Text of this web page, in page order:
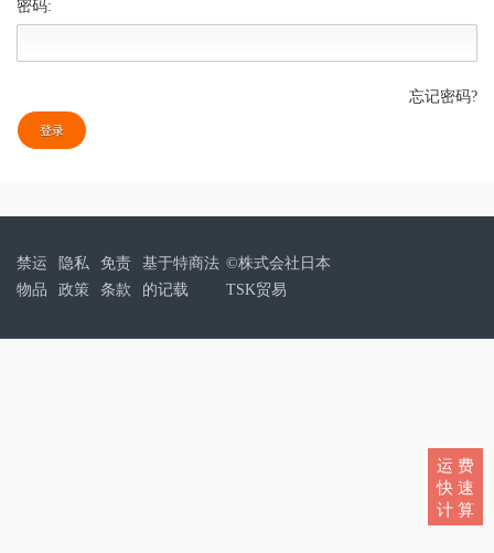
密码:
忘记密码?
登录
禁运
物品
隐私
政策
免责
条款
基于特商法
的记载
©株式会社日本
TSK贸易
运 费
快 速
计 算